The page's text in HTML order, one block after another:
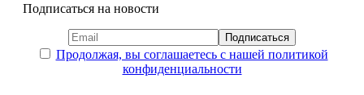
Подписаться на новости
Продолжая, вы соглашаетесь с нашей политикой
конфиденциальности